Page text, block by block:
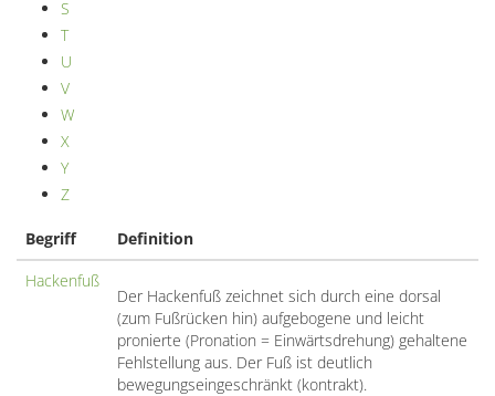
S
T
U
V
W
X
Y
Z
Begriff
Definition
Hackenfuß
Der Hackenfuß zeichnet sich durch eine dorsal
(zum Fußrücken hin) aufgebogene und leicht
pronierte (Pronation = Einwärtsdrehung) gehaltene
Fehlstellung aus. Der Fuß ist deutlich
bewegungseingeschränkt (kontrakt).